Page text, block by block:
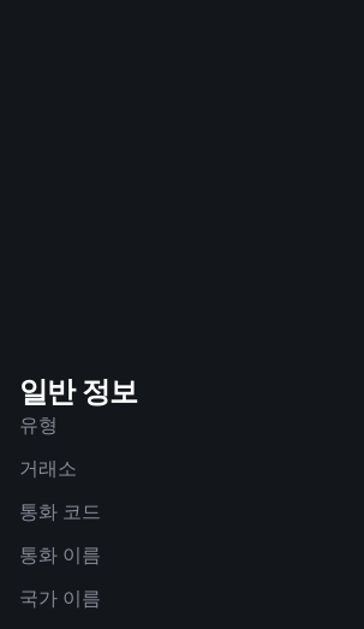
일반 정보
유형
거래소
통화 코드
통화 이름
국가 이름